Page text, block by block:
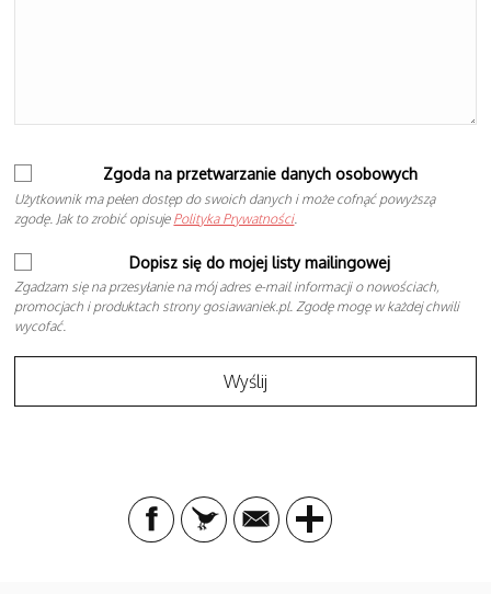
Zgoda na przetwarzanie danych osobowych
Użytkownik ma pełen dostęp do swoich danych i może cofnąć powyższą
zgodę. Jak to zrobić opisuje Polityka Prywatności.
Dopisz się do mojej listy mailingowej
Zgadzam się na przesyłanie na mój adres e-mail informacji o nowościach,
promocjach i produktach strony gosiawaniek.pl. Zgodę mogę w każdej chwili
wycofać.